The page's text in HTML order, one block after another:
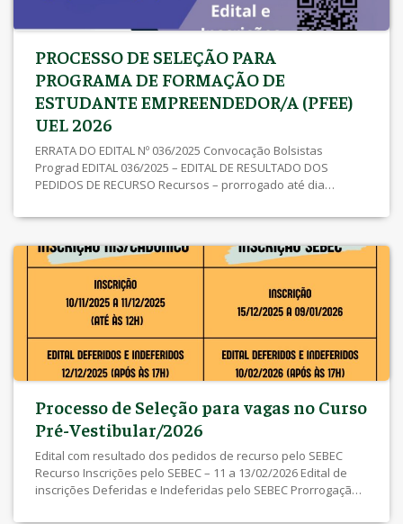
PROCESSO DE SELEÇÃO PARA
PROGRAMA DE FORMAÇÃO DE
ESTUDANTE EMPREENDEDOR/A (PFEE)
UEL 2026
ERRATA DO EDITAL Nº 036/2025 Convocação Bolsistas
Prograd EDITAL 036/2025 – EDITAL DE RESULTADO DOS
PEDIDOS DE RECURSO Recursos – prorrogado até dia
DEFERIDAS E INDEFERIDAS Edital Conjunto SEBEC/Prograd Nº
Documentos Anexo II – Declaração Anexo III – Declaração
Individual de Autossuficiência Anexo IV – Declaração de
Situação Social
Processo de Seleção para vagas no Curso
Pré-Vestibular/2026
Edital com resultado dos pedidos de recurso pelo SEBEC
Recurso Inscrições pelo SEBEC – 11 a 13/02/2026 Edital de
inscrições Deferidas e Indeferidas pelo SEBEC Prorrogação